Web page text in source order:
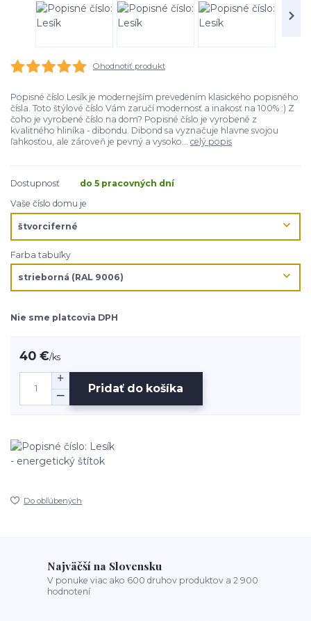
Ohodnotiť produkt
Popisné číslo Lesík je modernejším prevedením klasického popisného
čísla. Toto štýlové číslo Vám zaručí modernosť a inakosť na 100% :) Z
čoho je vyrobené číslo na dom? Popisné číslo je vyrobené z
kvalitného hliníka - dibondu. Dibond sa vyznačuje hlavne svojou
ľahkosťou, ale zároveň je pevný a vysoko... celý popis
Dostupnosť
do 5 pracovných dní
Vaše číslo domu je
Farba tabuľky
Nie sme platcovia DPH
40 €/ks
Pridať do košíka
Do obľúbených
Najväčší na Slovensku
V ponuke viac ako 600 druhov produktov a 2 900
hodnotení